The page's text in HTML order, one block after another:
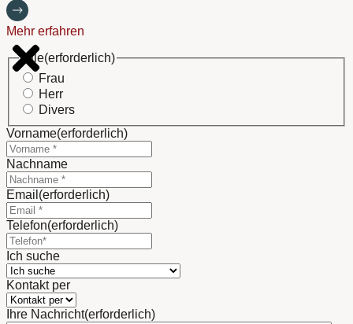
Mehr erfahren
Title(erforderlich)
Frau
Herr
Divers
Vorname(erforderlich)
Nachname
Email (erforderlich)
Telefon(erforderlich)
Ich suche
Kontakt per
Ihre Nachricht(erforderlich)